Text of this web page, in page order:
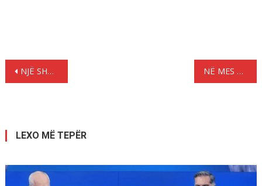
Lëvizje
NJË SHOQËRI E NDARË : LIRIA E FJALËS DHE POLARIZIMI NË KOMUNITETIN SHQIPTAR NË GREQI NË MES TË ATHINËS
LEXO MË TEPËR